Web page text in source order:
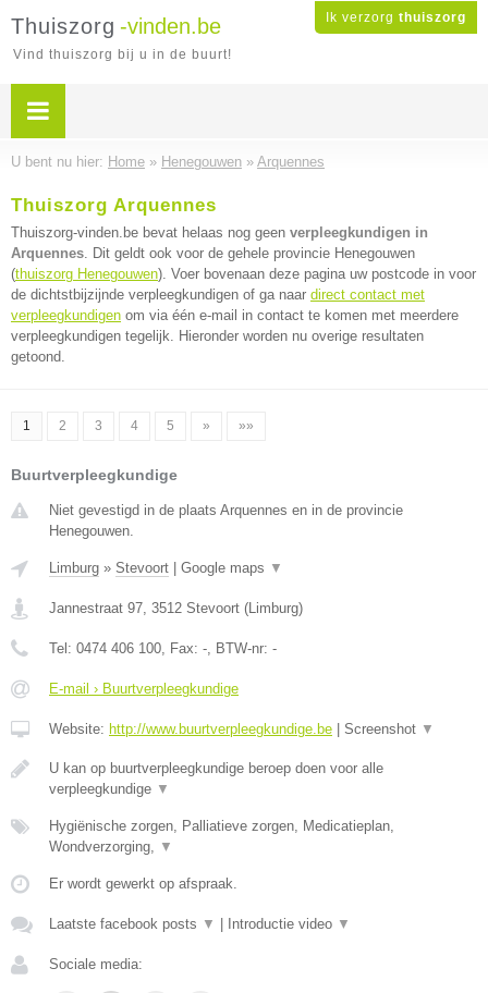
Ik verzorg thuiszorg
Thuiszorg -vinden.be
Vind thuiszorg bij u in de buurt!
U bent nu hier: Home » Henegouwen » Arquennes
Thuiszorg Arquennes
Thuiszorg-vinden.be bevat helaas nog geen verpleegkundigen in
Arquennes. Dit geldt ook voor de gehele provincie Henegouwen
(thuiszorg Henegouwen). Voer bovenaan deze pagina uw postcode in voor
de dichtstbijzijnde verpleegkundigen of ga naar direct contact met
verpleegkundigen om via één e-mail in contact te komen met meerdere
verpleegkundigen tegelijk. Hieronder worden nu overige resultaten
getoond.
1 2 3 4 5 » »»
Buurtverpleegkundige
Niet gevestigd in de plaats Arquennes en in de provincie
Henegouwen.
Limburg » Stevoort Google maps ▼
Jannestraat 97, 3512 Stevoort (Limburg)
Tel: 0474 406 100, Fax: -, BTW-nr: -
E-mail › Buurtverpleegkundige
Website: http://www.buurtverpleegkundige.be Screenshot ▼
U kan op buurtverpleegkundige beroep doen voor alle
verpleegkundige ▼
Hygiënische zorgen, Palliatieve zorgen, Medicatieplan,
Wondverzorging, ▼
Er wordt gewerkt op afspraak.
Laatste facebook posts ▼ Introductie video ▼
Sociale media: